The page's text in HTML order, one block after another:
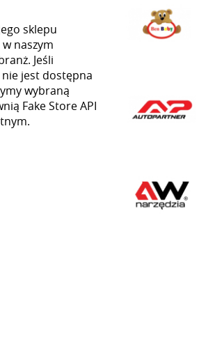
sklepu
naszym
Jeśli
jest dostępna
wybraną
Fake Store API